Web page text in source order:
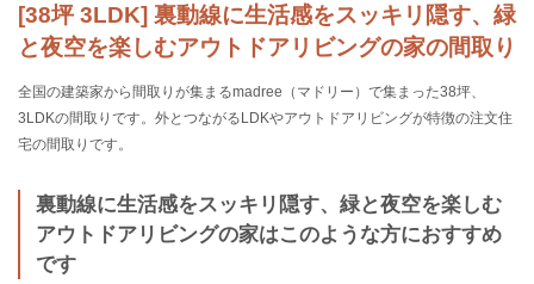
[38坪 3LDK] 裏動線に生活感をスッキリ隠す、緑
と夜空を楽しむアウトドアリビングの家の間取り
全国の建築家から間取りが集まるmadree（マドリー）で集まった38坪、
3LDKの間取りです。外とつながるLDKやアウトドアリビングが特徴の注文住
宅の間取りです。
裏動線に生活感をスッキリ隠す、緑と夜空を楽しむ
アウトドアリビングの家はこのような方におすすめ
です